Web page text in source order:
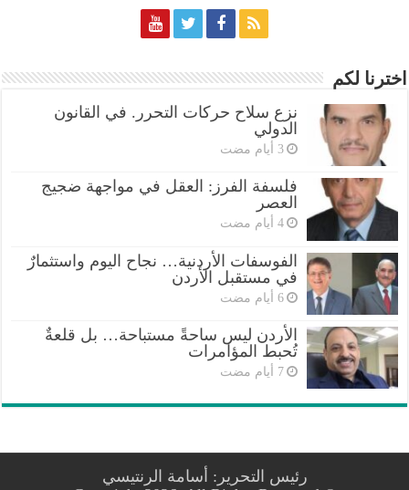
اخترنا لكم
نزع سلاح حركات التحرر. في القانون
الدولي
‏3 أيام مضت
فلسفة الفرز: العقل في مواجهة ضجيج
العصر
‏4 أيام مضت
الفوسفات الأردنية… نجاح اليوم واستثمارٌ
في مستقبل الأردن
‏6 أيام مضت
الأردن ليس ساحةً مستباحة… بل قلعةٌ
تُحبط المؤامرات
‏7 أيام مضت
رئيس التحرير: أسامة الرنتيسي